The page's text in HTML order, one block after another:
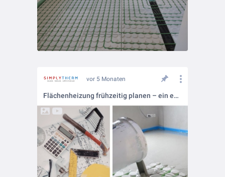
vor 5 Monaten
Flächenheizung frühzeitig planen – ein entscheidender Erfolgsfaktor